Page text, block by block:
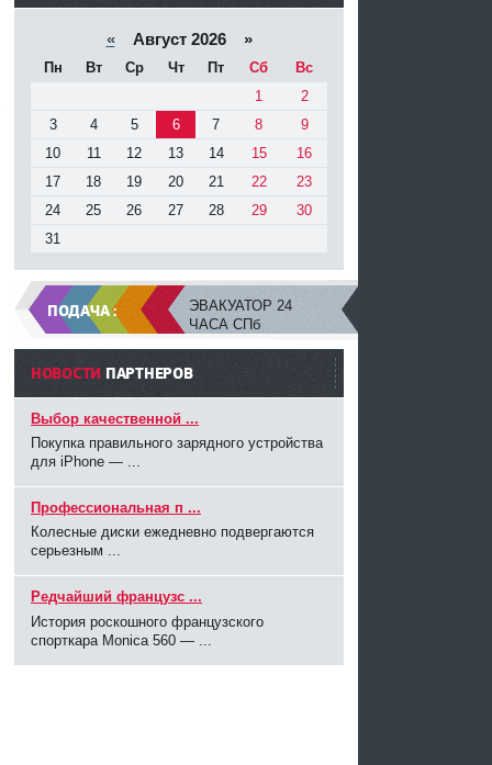
«Август 2026 »
Пн Вт Ср Чт Пт Сб
Вс
1
2
3
4 5 6 7 8
9
10
11 12 13 14 15
16
17
18 19 20 21 22
23
24
25 26 27 28 29
30
31
ЭВАКУАТОР 24
ЧАСА СПб
ПОДАЧА :
НОВОСТИ ПАРТНЕРОВ
Выбор качественной ...
Покупка правильного зарядного устройства
для iPhone — ...
Профессиональная п ...
Колесные диски ежедневно подвергаются
серьезным ...
Редчайший французс ...
История роскошного французского
спорткара Monica 560 — ...